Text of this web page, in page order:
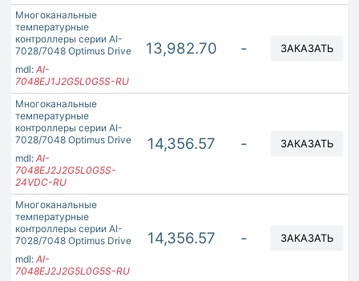
Многоканальные
температурные
контроллеры серии AI-
7028/7048 Optimus Drive
mdl: AI-
7048EJ1J2G5L0G5S-RU
13,982.70 - ЗАКАЗАТЬ
Многоканальные
температурные
контроллеры серии AI-
7028/7048 Optimus Drive
mdl: AI-
7048EJ2J2G5L0G5S-
24VDC-RU
14,356.57 - ЗАКАЗАТЬ
Многоканальные
температурные
контроллеры серии AI-
7028/7048 Optimus Drive
mdl: AI-
7048EJ2J2G5L0G5S-RU
14,356.57 - ЗАКАЗАТЬ